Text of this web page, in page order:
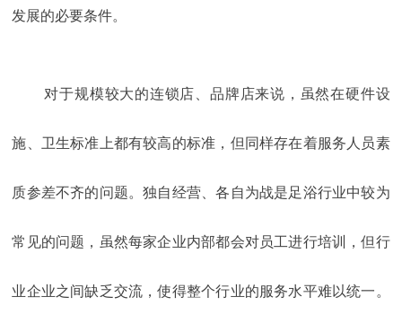
发展的必要条件。
对于规模较大的连锁店、品牌店来说，虽然在硬件设
施、卫生标准上都有较高的标准，但同样存在着服务人员素
质参差不齐的问题。独自经营、各自为战是足浴行业中较为
常见的问题，虽然每家企业内部都会对员工进行培训，但行
业企业之间缺乏交流，使得整个行业的服务水平难以统一。